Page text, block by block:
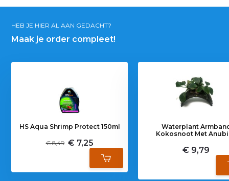
HEB JE HIER AL AAN GEDACHT?
Maak je order compleet!
HS Aqua Shrimp Protect 150ml
€ 8,49 € 7,25
Waterplant
Kokosnoot Met
€ 9,79